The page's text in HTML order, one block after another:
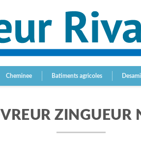
Cheminee Batiments agricoles
ZINGUEUR